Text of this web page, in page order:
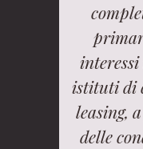
istituti di
leasing,
delle